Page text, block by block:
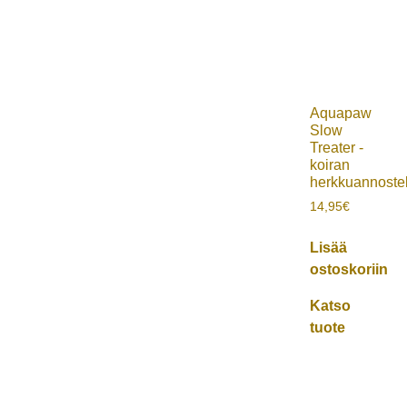
Aquapaw
Slow
Treater -
koiran
14,95€
Lisää
ostoskoriin
Katso
tuote